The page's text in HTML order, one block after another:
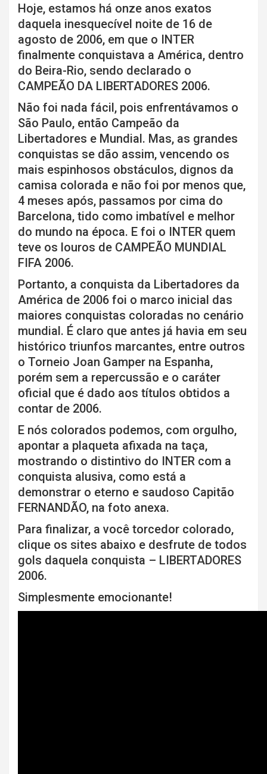
Hoje, estamos há onze anos exatos
daquela inesquecível noite de 16 de
agosto de 2006, em que o INTER
finalmente conquistava a América, dentro
do Beira-Rio, sendo declarado o
CAMPEÃO DA LIBERTADORES 2006.
Não foi nada fácil, pois enfrentávamos o
São Paulo, então Campeão da
Libertadores e Mundial. Mas, as grandes
conquistas se dão assim, vencendo os
mais espinhosos obstáculos, dignos da
camisa colorada e não foi por menos que,
4 meses após, passamos por cima do
Barcelona, tido como imbatível e melhor
do mundo na época. E foi o INTER quem
teve os louros de CAMPEÃO MUNDIAL
FIFA 2006.
Portanto, a conquista da Libertadores da
América de 2006 foi o marco inicial das
maiores conquistas coloradas no cenário
mundial. É claro que antes já havia em seu
histórico triunfos marcantes, entre outros
o Torneio Joan Gamper na Espanha,
porém sem a repercussão e o caráter
oficial que é dado aos títulos obtidos a
contar de 2006.
E nós colorados podemos, com orgulho,
apontar a plaqueta afixada na taça,
mostrando o distintivo do INTER com a
conquista alusiva, como está a
demonstrar o eterno e saudoso Capitão
FERNANDÃO, na foto anexa.
Para finalizar, a você torcedor colorado,
clique os sites abaixo e desfrute de todos
gols daquela conquista – LIBERTADORES
2006.
Simplesmente emocionante!